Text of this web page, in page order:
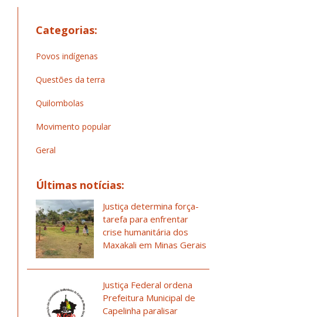
Categorias:
Povos indígenas
Questões da terra
Quilombolas
Movimento popular
Geral
Últimas notícias:
Justiça determina força-
tarefa para enfrentar
crise humanitária dos
Maxakali em Minas Gerais
Justiça Federal ordena
Prefeitura Municipal de
Capelinha paralisar